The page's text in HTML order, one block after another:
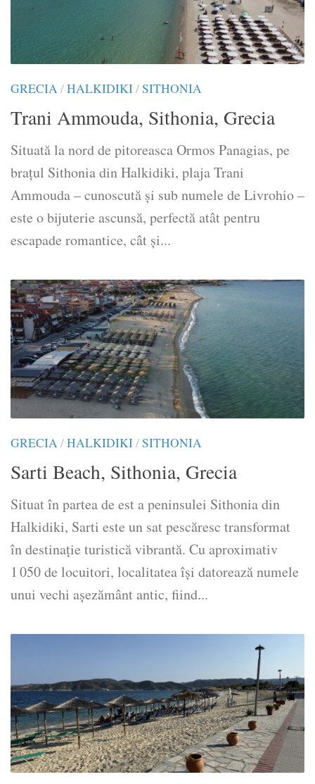
GRECIA/HALKIDIKI/SITHONIA
Trani Ammouda, Sithonia, Grecia
Situată la nord de pitoreasca Ormos Panagias, pe
brațul Sithonia din Halkidiki, plaja Trani
Ammouda – cunoscută și sub numele de Livrohio –
este o bijuterie ascunsă, perfectă atât pentru
escapade romantice, cât și...
GRECIA/HALKIDIKI/SITHONIA
Sarti Beach, Sithonia, Grecia
Situat în partea de est a peninsulei Sithonia din
Halkidiki, Sarti este un sat pescăresc transformat
în destinație turistică vibrantă. Cu aproximativ
1 050 de locuitori, localitatea își datorează numele
unui vechi așezământ antic, fiind...